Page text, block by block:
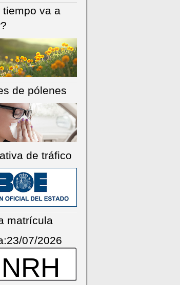
tiempo va a
de pólenes
de tráfico
matrícula
07/2026
NRH